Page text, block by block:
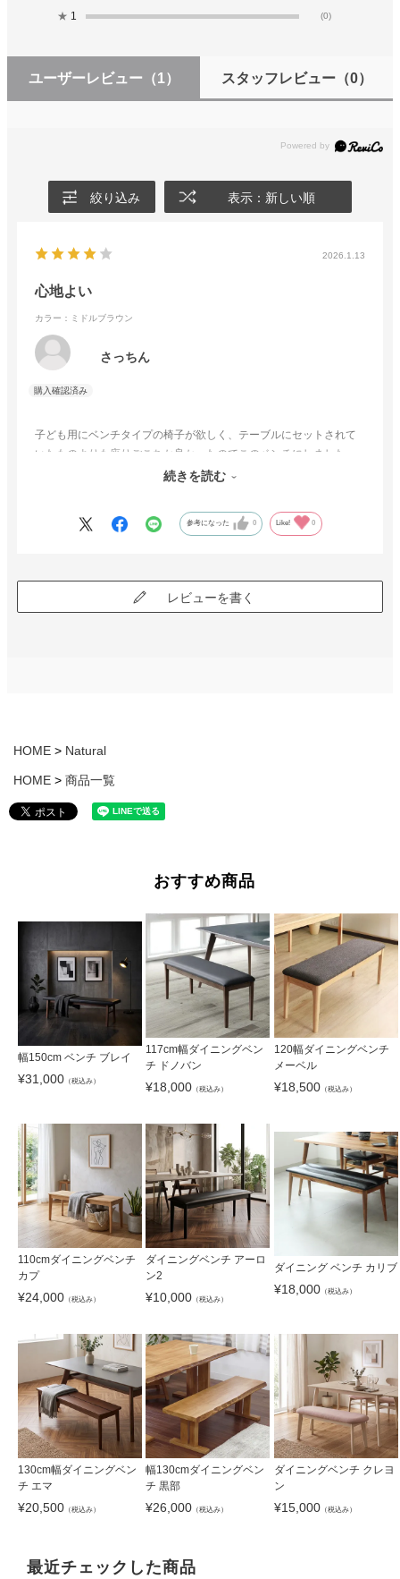
★ 1 (0)
ユーザーレビュー （1） スタッフレビュー（0）
絞り込み 表示：新しい順
2026.1.13
心地よい
カラー：ミドルブラウン
さっちん
子ども用にベンチタイプの椅子が欲しく、テーブルにセットされて
いたものよりも座りごこちか良かったのでこのベンチにしました。
長い時間座っていてもお尻が、疲れにくくくパソコンを使う時もテ
続きを読む
参考になった 0 Like! 0
レビューを書く
HOME Natural
HOME 商品一覧
おすすめ商品
幅150cm ベンチ ブレイ
¥31,000 （税込み）
117cm幅ダイニングベン
チ ドノバン
¥18,000 （税込み）
120幅ダイニングベンチ
メーベル
¥18,500（税込み）
110cmダイニングベンチ
カプ
¥24,000 （税込み）
ダイニングベンチ アーロ
ン2
¥10,000 （税込み）
ダイニング ベンチ カリブ
¥18,000（税込み）
130cm幅ダイニングベン
チ エマ
¥20,500 （税込み）
幅130cmダイニングベン
チ 黒部
¥26,000 （税込み）
ダイニングベンチ クレヨ
ン
¥15,000（税込み）
最近チェックした商品